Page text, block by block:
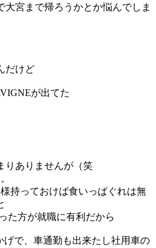
大宮まで帰ろうかとか悩んでしま
だけど
が出てた
りありませんが（笑
持っておけば食いっぱぐれは無
た方が就職に有利だから
げで、車通勤も出来たし社用車の